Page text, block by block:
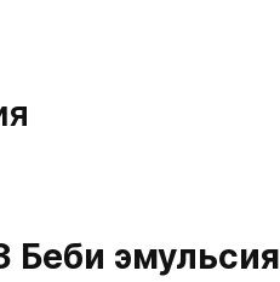
эмульсия